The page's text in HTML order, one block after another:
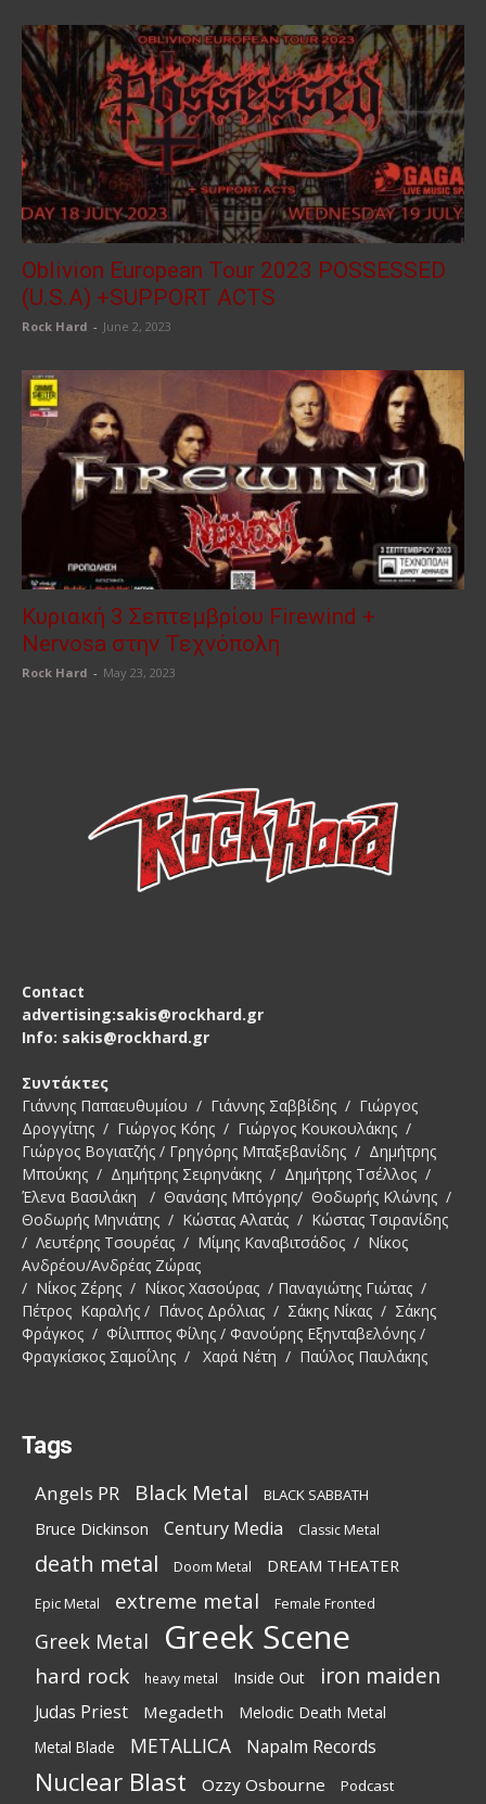
Oblivion European Tour 2023 POSSESSED
(U.S.A) +SUPPORT ACTS
Rock Hard - June 2, 2023
Κυριακή 3 Σεπτεμβρίου Firewind +
Nervosa στην Τεχνόπολη
Rock Hard - May 23, 2023
Contact
advertising:sakis@rockhard.gr
Info: sakis@rockhard.gr
Συντάκτες
Γιάννης Παπαευθυμίου / Γιάννης Σαββίδης / Γιώργος
Δρογγίτης / Γιώργος Κόης / Γιώργος Κουκουλάκης /
Γιώργος Βογιατζής / Γρηγόρης Μπαξεβανίδης / Δημήτρης
Μπούκης / Δημήτρης Σειρηνάκης / Δημήτρης Τσέλλος /
Έλενα Βασιλάκη / Θανάσης Μπόγρης/ Θοδωρής Κλώνης /
Θοδωρής Μηνιάτης / Κώστας Αλατάς / Κώστας Τσιρανίδης
/ Λευτέρης Τσουρέας / Μίμης Καναβιτσάδος / Νίκος
Ανδρέου/Ανδρέας Ζώρας
/ Νίκος Ζέρης / Νίκος Χασούρας / Παναγιώτης Γιώτας /
Πέτρος Καραλής / Πάνος Δρόλιας / Σάκης Νίκας / Σάκης
Φράγκος / Φίλιππος Φίλης / Φανούρης Εξηνταβελόνης /
Φραγκίσκος Σαμοΐλης / Χαρά Νέτη / Παύλος Παυλάκης
Tags
Angels PR Black Metal BLACK SABBATH
Bruce Dickinson Century Media Classic Metal
death metal Doom Metal DREAM THEATER
Epic Metal extreme metal Female Fronted
Greek Metal Greek Scene
hard rock heavy metal Inside Out iron maiden
Judas Priest Megadeth Melodic Death Metal
Metal Blade METALLICA Napalm Records
Nuclear Blast Ozzy Osbourne Podcast